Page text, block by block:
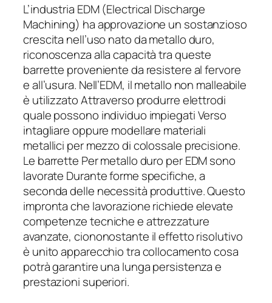
L’industria EDM (Electrical Discharge
Machining) ha approvazione un sostanzioso
crescita nell’uso nato da metallo duro,
riconoscenza alla capacità tra queste
barrette proveniente da resistere al fervore
e all’usura. Nell’EDM, il metallo non malleabile
è utilizzato Attraverso produrre elettrodi
quale possono individuo impiegati Verso
intagliare oppure modellare materiali
metallici per mezzo di colossale precisione.
Le barrette Per metallo duro per EDM sono
lavorate Durante forme specifiche, a
seconda delle necessità produttive. Questo
impronta che lavorazione richiede elevate
competenze tecniche e attrezzature
avanzate, ciononostante il effetto risolutivo
è unito apparecchio tra collocamento cosa
potrà garantire una lunga persistenza e
prestazioni superiori.